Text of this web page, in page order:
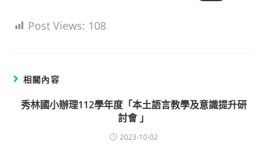
Post Views: 108
相關內容
秀林國小辦理112學年度「本土語言教學及意識提升研
討會 」
2023-10-02